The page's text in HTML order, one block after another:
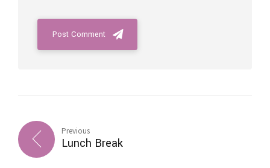
Post Comment
Previous
Lunch Break